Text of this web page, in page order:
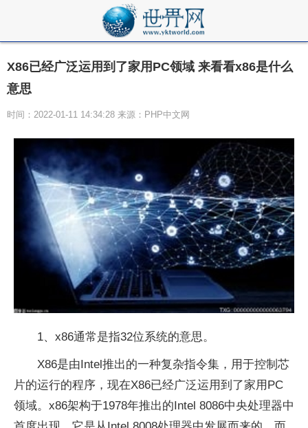
X86已经广泛运用到了家用PC领域 来看看x86是什么
意思
时间：2022-01-11 14:34:28 来源：PHP中文网
1、x86通常是指32位系统的意思。
X86是由Intel推出的一种复杂指令集，用于控制芯
片的运行的程序，现在X86已经广泛运用到了家用PC
领域。x86架构于1978年推出的Intel 8086中央处理器中